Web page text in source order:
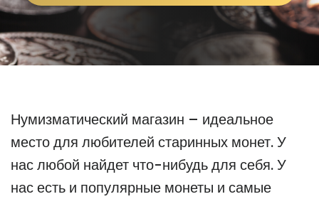
Нумизматический магазин – идеальное
место для любителей старинных монет. У
нас любой найдет что-нибудь для себя. У
нас есть и популярные монеты и самые